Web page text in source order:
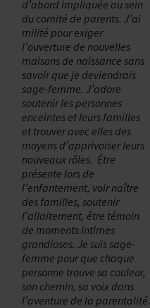
d’abord impliquée au sein
du comité de parents. J’ai
milité pour exiger
l’ouverture de nouvelles
maisons de naissance sans
savoir que je deviendrais
sage-femme. J’adore
soutenir les personnes
enceintes et leurs familles
et trouver avec elles des
moyens d’apprivoiser leurs
nouveaux rôles. Être
présente lors de
l’enfantement, voir naître
des familles, soutenir
l’allaitement, être témoin
de moments intimes
grandioses. Je suis sage-
femme pour que chaque
personne trouve sa couleur,
son chemin, sa voix dans
l’aventure de la parentalité.